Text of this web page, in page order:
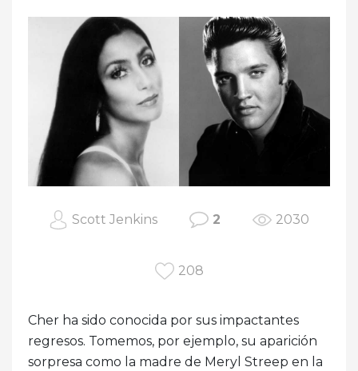
Scott Jenkins 2 2030
208
Cher ha sido conocida por sus impactantes
regresos. Tomemos, por ejemplo, su aparición
sorpresa como la madre de Meryl Streep en la